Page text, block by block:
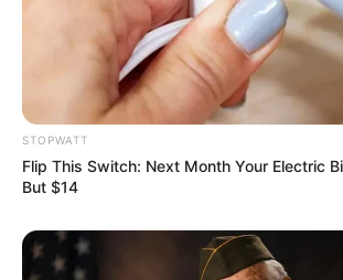
STOPWATT
Flip This Switch: Next Month Your Electric
But $14